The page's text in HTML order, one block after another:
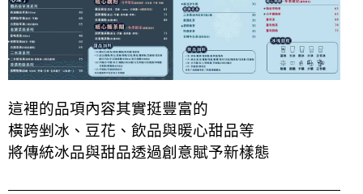
這裡的品項內容其實挺豐富的
橫跨剉冰、豆花、飲品與暖心甜品等
將傳統冰品與甜品透過創意賦予新樣態